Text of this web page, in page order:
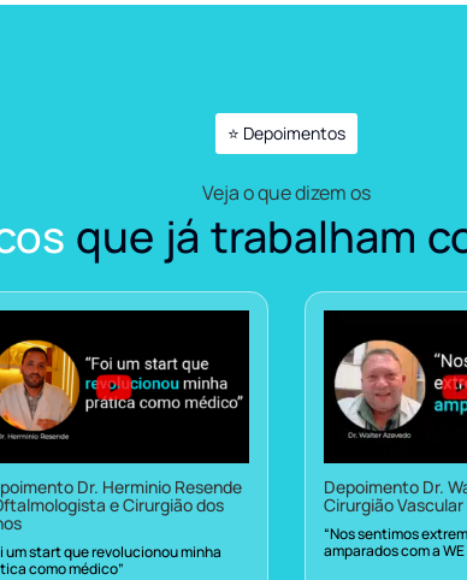
⭐ Depoimentos
Veja o que dizem os
que já trabalham
Dr. Herminio Resende
e Cirurgião dos
um start que revolucionou minha
como médico”
Depoimento Dr.
Cirurgião Vascular
“Nos sentimos
amparados com a